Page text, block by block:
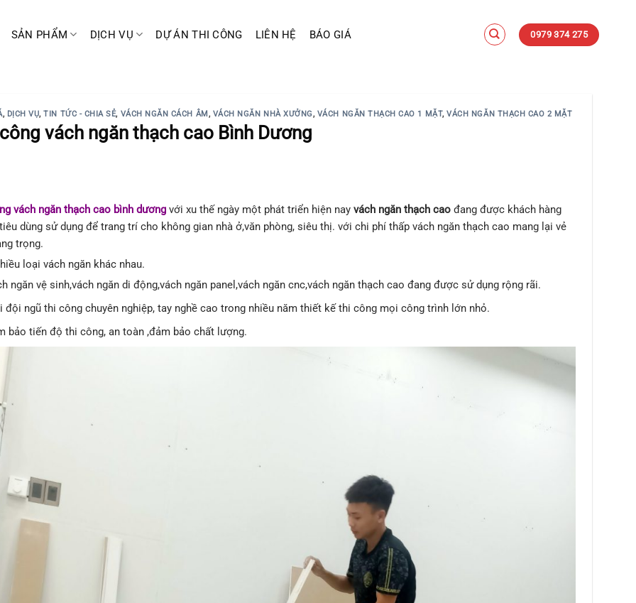
SẢN PHẨM DỊCH VỤ DỰ ÁN THI CÔNG LIÊN HỆ BÁO GIÁ 0979 374 275
, DỊCH VỤ,TIN TỨC - CHIA SẺ, VÁCH NGĂN CÁCH ÂM, VÁCH NGĂN NHÀ XƯỞNG, VÁCH NGĂN THẠCH CAO 1 MẶT,VÁCH NGĂN THẠCH CAO 2 MẶT
vách ngăn thạch cao Bình Dương
vách ngăn thạch cao bình dươngvới xu thế ngày một phát triển hiện nay vách ngăn thạch caođang được khách hàng
dùng sử dụng để trang trí cho không gian nhà ở,văn phòng, siêu thị. với chi phí thấp vách ngăn thạch cao mang lại vẻ
trọng.
loại vách ngăn khác nhau.
ngăn vệ sinh,vách ngăn di động,vách ngăn panel,vách ngăn cnc,vách ngăn thạch cao đang được sử dụng rộng rãi.
ngũ thi công chuyên nghiệp, tay nghề cao trong nhiều năm thiết kế thi công mọi công trình lớn nhỏ.
bảo tiến độ thi công, an toàn ,đảm bảo chất lượng.